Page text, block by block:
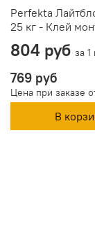
Perfekta
25 кг - Клей
804 руб за 1
769 руб
Цена при заказе
В